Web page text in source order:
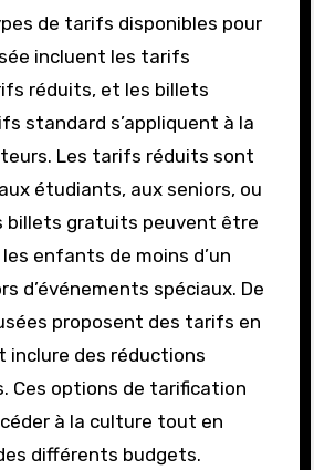
de tarifs disponibles pour
incluent les tarifs
réduits, et les billets
standard s’appliquent à la
Les tarifs réduits sont
étudiants, aux seniors, ou
billets gratuits peuvent être
enfants de moins d’un
d’événements spéciaux. De
proposent des tarifs en
inclure des réductions
Ces options de tarification
à la culture tout en
différents budgets.